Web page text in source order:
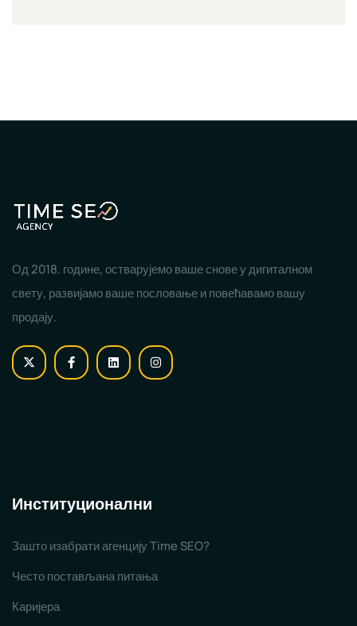
Од 2018. године, остварујемо ваше снове у дигиталном
свету, развијамо ваше пословање и повећавамо вашу
продају.
Институционални
Зашто изабрати агенцију Time SEO?
Често постављана питања
Каријера